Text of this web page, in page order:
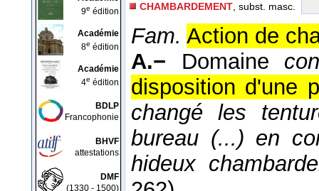
9e édition
Académie
8e édition
Académie
4e édition
BDLP
Francophonie
BHVF
attestations
DMF
(1330 - 1500)
CHAMBARDEMENT , subst. masc.
Fam. Action de
A.− Domaine
disposition d'une
changé les
bureau (...) en
hideux